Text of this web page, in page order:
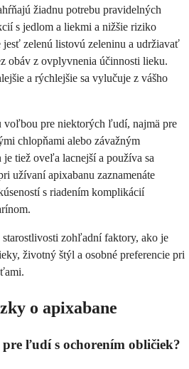
žiadnu potrebu pravidelných
s jedlom a liekmi a nižšie riziko
zelenú listovú zeleninu a udržiavať
obáv z ovplyvnenia účinnosti lieku.
a rýchlejšie sa vylučuje z vášho
voľbou pre niektorých ľudí, najmä pre
chlopňami alebo závažným
tiež oveľa lacnejší a používa sa
užívaní apixabanu zaznamenáte
s riadením komplikácií
zohľadní faktory, ako je
životný štýl a osobné preferencie pri
o apixabane
pre ľudí s ochorením obličiek?